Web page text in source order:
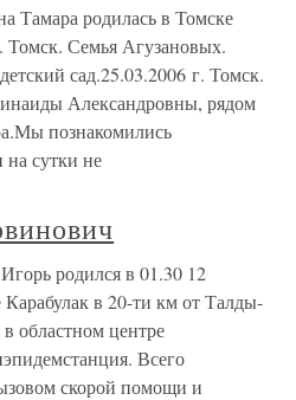
Тамара родилась в Томске
Томск. Семья Агузановых.
сад.25.03.2006 г. Томск.
Александровны, рядом
познакомились
на сутки не
родился в 01.30 12
Карабулак в 20-ти км от Талды-
областном центре
Всего
скорой помощи и